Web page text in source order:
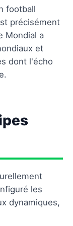
football
précisément
Mondial a
et
dont l'écho
les
dynamiques,